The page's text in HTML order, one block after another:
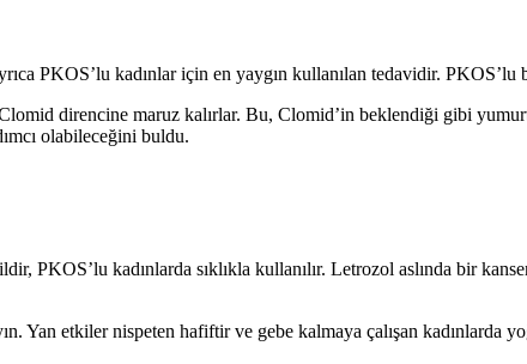
PKOS’lu kadınlar için en yaygın kullanılan tedavidir.
direncine maruz kalırlar. Bu, Clomid’in beklendiği gibi
olabileceğini buldu.
PKOS’lu kadınlarda sıklıkla kullanılır. Letrozol aslında bir
Yan etkiler nispeten hafiftir ve gebe kalmaya çalışan kadınlarda